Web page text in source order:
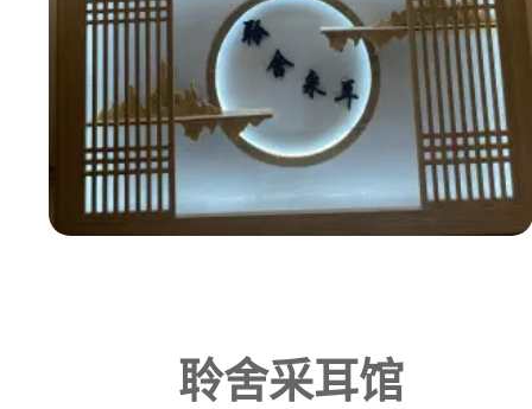
聆舍采耳馆